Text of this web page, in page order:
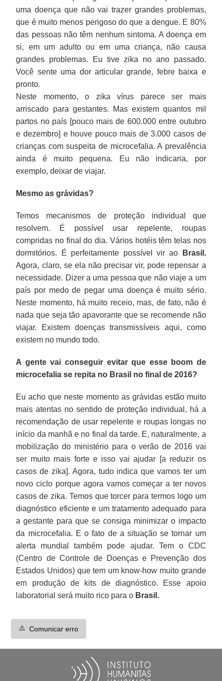
uma doença que não vai trazer grandes problemas,
que é muito menos perigoso do que a dengue. E 80%
das pessoas não têm nenhum sintoma. A doença em
si, em um adulto ou em uma criança, não causa
grandes problemas. Eu tive zika no ano passado.
Você sente uma dor articular grande, febre baixa e
pronto.
Neste momento, o zika vírus parece ser mais
arriscado para gestantes. Mas existem quantos mil
partos no país [pouco mais de 600.000 entre outubro
e dezembro] e houve pouco mais de 3.000 casos de
crianças com suspeita de microcefalia. A prevalência
ainda é muito pequena. Eu não indicaria, por
exemplo, deixar de viajar.
Mesmo as grávidas?
Temos mecanismos de proteção individual que
resolvem. É possível usar repelente, roupas
compridas no final do dia. Vários hotéis têm telas nos
dormitórios. É perfeitamente possível vir ao
Brasil.
Agora, claro, se ela não precisar vir, pode repensar a
necessidade. Dizer a uma pessoa que não viaje a um
país por medo de pegar uma doença é muito sério.
Neste momento, há muito receio, mas, de fato, não é
nada que seja tão apavorante que se recomende não
viajar. Existem doenças transmissíveis aqui, como
existem no mundo todo.
A gente vai conseguir evitar que esse boom de
microcefalia se repita no Brasil no final de 2016?
Eu acho que neste momento as grávidas estão muito
mais atentas no sentido de proteção individual, há a
recomendação de usar repelente e roupas longas no
início da manhã e no final da tarde. E, naturalmente, a
mobilização do ministério para o verão de 2016 vai
ser muito mais forte e isso vai ajudar [a reduzir os
casos de zika]. Agora, tudo indica que vamos ter um
novo ciclo porque agora vamos começar a ter novos
casos de zika. Temos que torcer para termos logo um
diagnóstico eficiente e um tratamento adequado para
a gestante para que se consiga minimizar o impacto
da microcefalia. E o fato de a situação se tornar um
alerta mundial também pode ajudar. Tem o CDC
(Centro de Controle de Doenças e Prevenção dos
Estados Unidos) que tem um know-how muito grande
em produção de kits de diagnóstico. Esse apoio
laboratorial será muito rico para o Brasil.
⚠️ Comunicar erro